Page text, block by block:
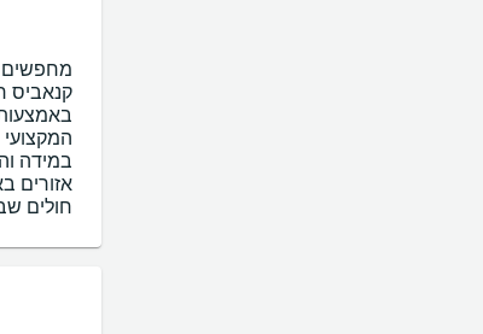
במידה
אזורים
חולים